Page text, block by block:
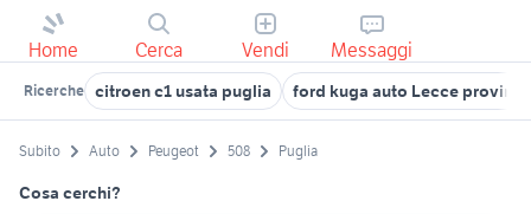
Home Cerca Vendi Messaggi
Ricerche citroen c1 usata puglia ford kuga auto Lecce
Subito Auto Peugeot 508 Puglia
Cosa cerchi?